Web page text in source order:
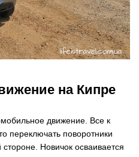
на Кипре
движение. Все к
переключать поворотники
Новичок осваивается